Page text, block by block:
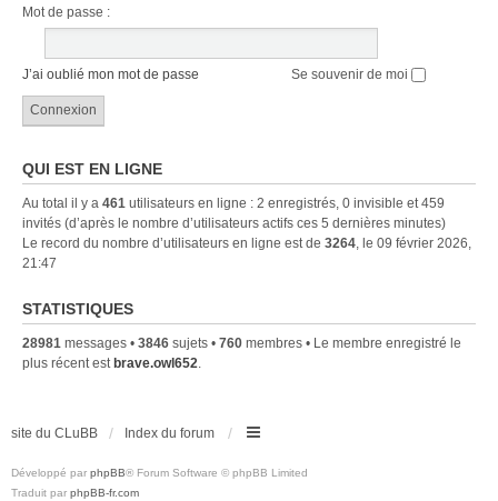
Mot de passe :
J’ai oublié mon mot de passe Se souvenir de moi
QUI EST EN LIGNE
Au total il y a 461 utilisateurs en ligne : 2 enregistrés, 0 invisible et 459
invités (d’après le nombre d’utilisateurs actifs ces 5 dernières minutes)
Le record du nombre d’utilisateurs en ligne est de 3264, le 09 février 2026,
21:47
STATISTIQUES
28981 messages • 3846 sujets • 760 membres • Le membre enregistré le
plus récent estbrave.owl652.
site du CLuBB Index du forum
Développé par phpBB® Forum Software © phpBB Limited
Traduit par phpBB-fr.com